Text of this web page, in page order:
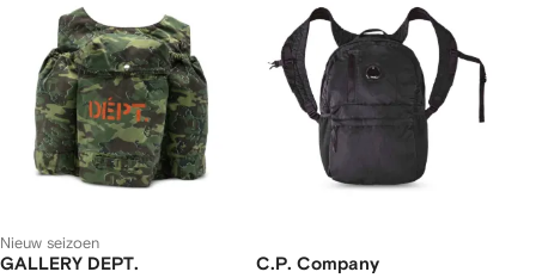
Nieuw seizoen
GALLERY DEPT. C.P. Company